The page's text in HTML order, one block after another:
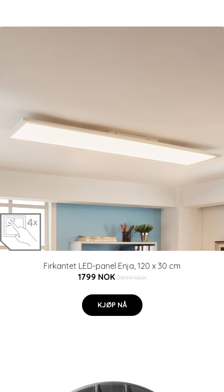
Firkantet LED-panel Enja, 120 x 30 cm
1799 NOK 2099 NOK
KJØP NÅ